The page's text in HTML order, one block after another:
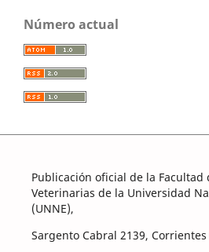
Número actual
Publicación oficial de la Facultad
Veterinarias de la Universidad
(UNNE),
Sargento Cabral 2139,